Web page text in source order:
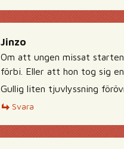
Jinzo
Om att ungen missat
förbi. Eller att hon tog sig
Gullig liten tjuvlyssning
Svara